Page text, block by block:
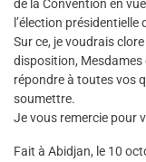
de la Convention en
l’élection présidentielle
Sur ce, je voudrais
disposition, Mesdames
répondre à toutes vos
soumettre.
Je vous remercie pour
Fait à Abidjan, le 10